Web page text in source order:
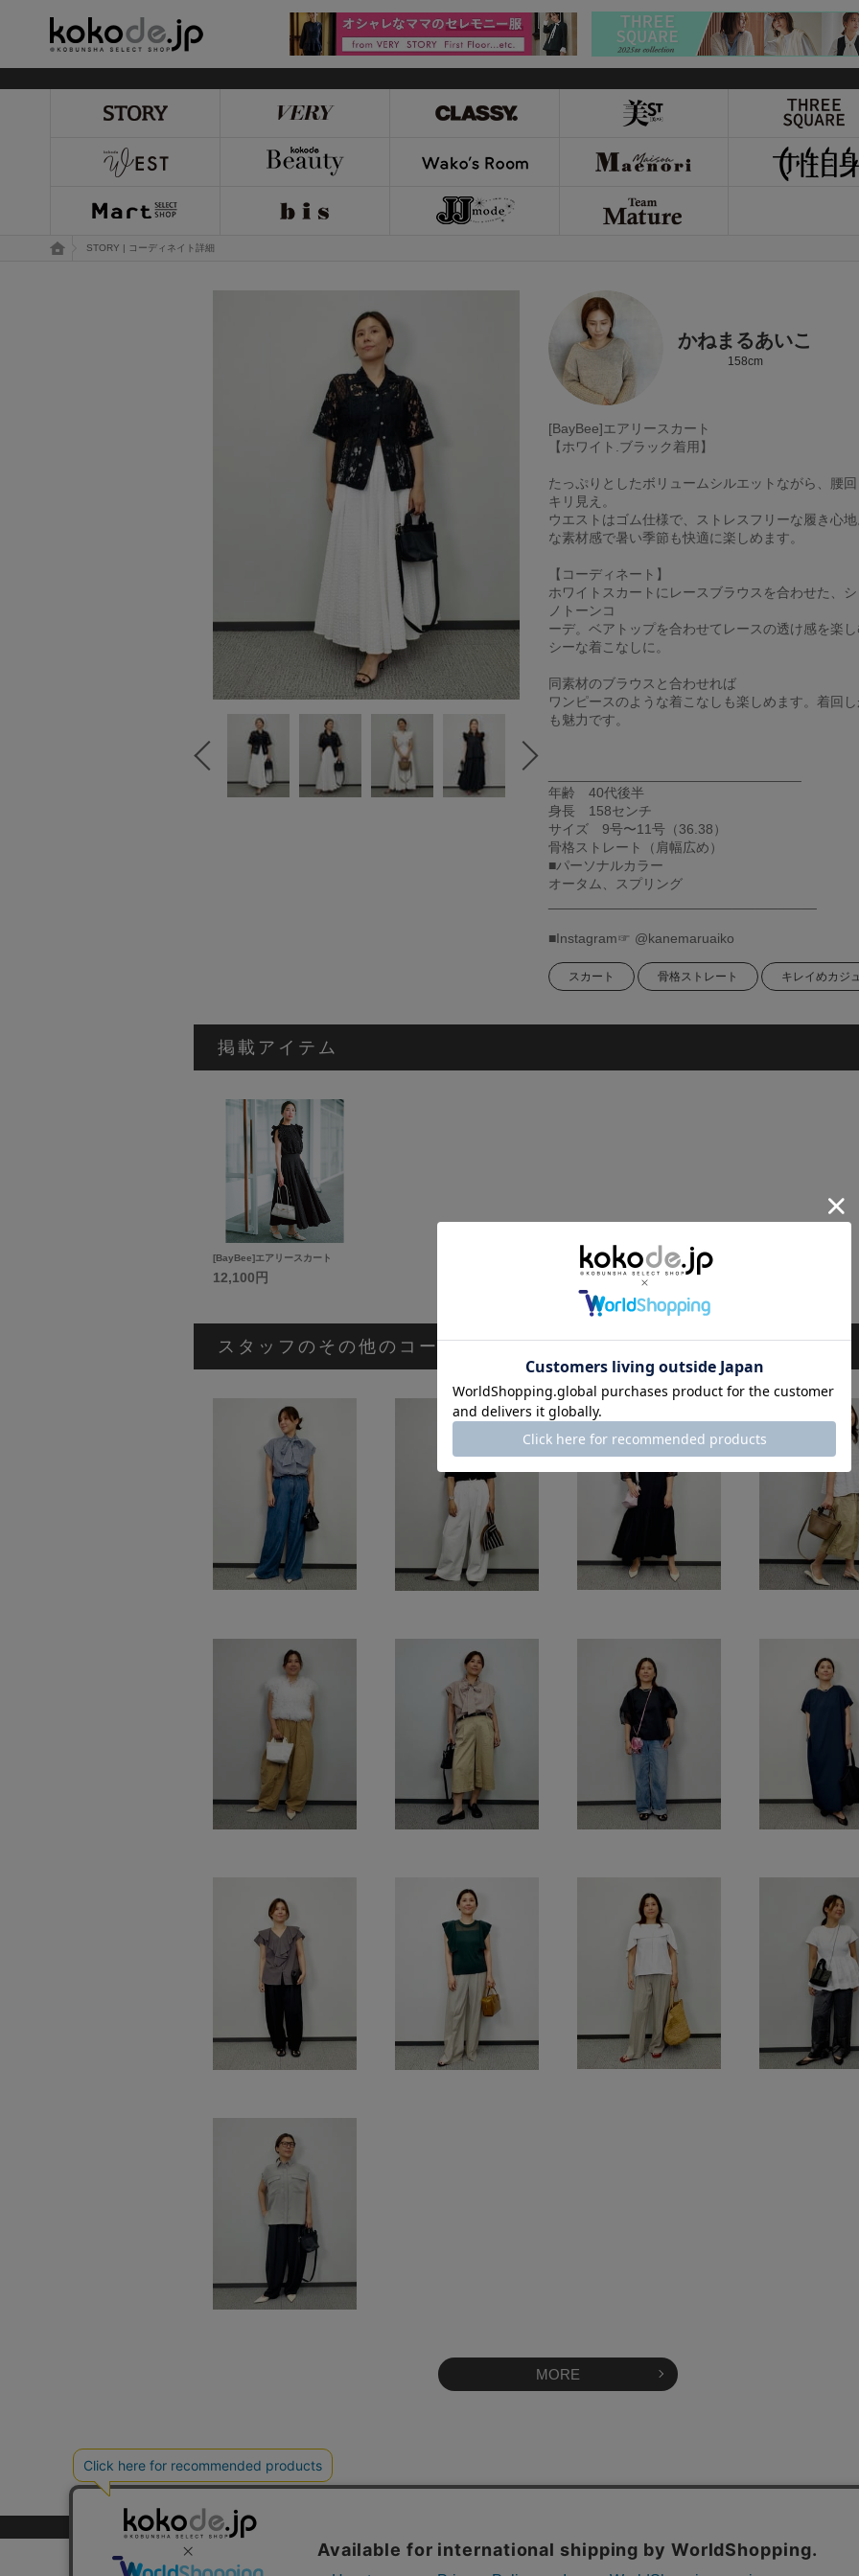
トップページ
STORY | コーディネイト詳細
かねまるあいこ
158cm
[BayBee]エアリースカート
【ホワイト.ブラック着用】
たっぷりとしたボリュームシルエットながら、腰
キリ見え。
ウエストはゴム仕様で、ストレスフリーな履き心
な素材感で暑い季節も快適に楽しめます。
【コーディネート】
ホワイトスカートにレースブラウスを合わせた、
ノトーンコ
ーデ。ベアトップを合わせてレースの透け感を楽
シーな着こなしに。
同素材のブラウスと合わせれば
ワンピースのような着こなしも楽しめます。着回
も魅力です。
年齢 40代後半
身長 158センチ
サイズ 9号〜11号（36.38）
骨格ストレート（肩幅広め）
■パーソナルカラー
オータム、スプリング
■Instagram☞ @kanemaruaiko
スカート 骨格ストレート キレイめカジ
掲載アイテム
[BayBee]エアリースカート
12,100円
スタッフのその他のコーディネート
MORE